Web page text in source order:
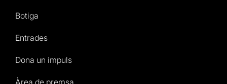
Botiga
Entrades
Dona un impuls